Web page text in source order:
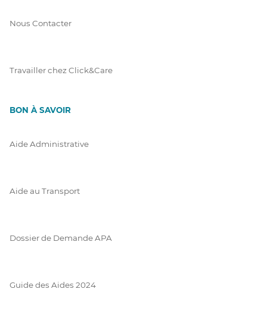
Nous Contacter
Travailler chez Click&Care
BON À SAVOIR
Aide Administrative
Aide au Transport
Dossier de Demande APA
Guide des Aides 2024